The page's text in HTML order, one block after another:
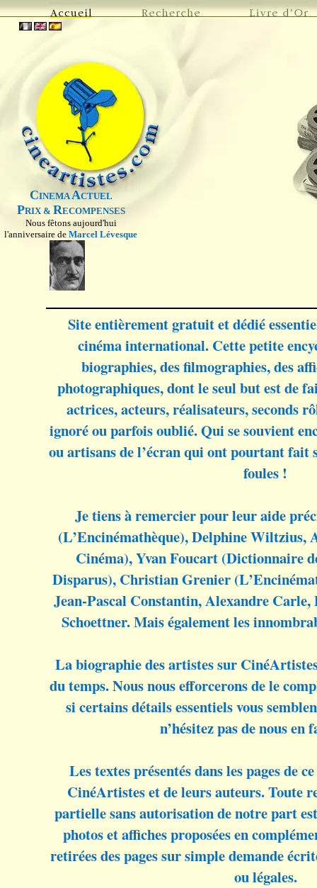
CINEMAACTUEL
PRIX & RECOMPENSES
Nous fêtons aujourd'hui
l'anniversaire de Marcel Lévesque
Site entièrement gratuit et dédié
cinéma international. Cette petite
biographies, des filmographies, des
photographiques, dont le seul but est de
actrices, acteurs, réalisateurs, seconds
ignoré ou parfois oublié. Qui se souvient
ou artisans de l’écran qui ont pourtant fait
foules !
Je tiens à remercier pour leur aide
(L’Encinémathèque), Delphine Wiltzius,
Cinéma), Yvan Foucart (Dictionnaire
Disparus), Christian Grenier
Jean-Pascal Constantin, Alexandre
Schoettner. Mais également les
La biographie des artistes sur
du temps. Nous nous efforcerons de le
si certains détails essentiels vous
n’hésitez pas de nous en
Les textes présentés dans les pages de
CinéArtistes et de leurs auteurs. Toute
partielle sans autorisation de notre part
photos et affiches proposées en
retirées des pages sur simple demande
ou légales.